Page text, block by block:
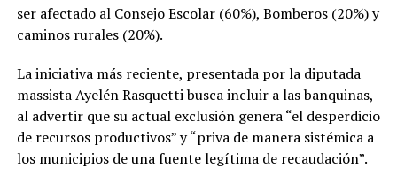
ser afectado al Consejo Escolar (60%), Bomberos (20%) y
caminos rurales (20%).
La iniciativa más reciente, presentada por la diputada
massista Ayelén Rasquetti busca incluir a las banquinas,
al advertir que su actual exclusión genera “el desperdicio
de recursos productivos” y “priva de manera sistémica a
los municipios de una fuente legítima de recaudación”.